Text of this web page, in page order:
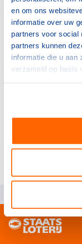
en om ons
informatie over uw
partners voor social
partners kunnen
informatie die u aan
verzameld op basis
ook bij andere
contacten legt en
sfeer terechtkomt.
lokale wedstrijden
het iedere keer
ook gewoon heel
draag je iets bij
vinden. Voor mij is
geworden; het is